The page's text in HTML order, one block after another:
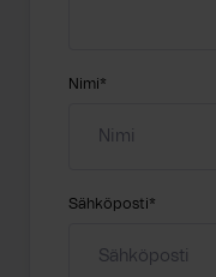
Nimi*
Sähköposti*